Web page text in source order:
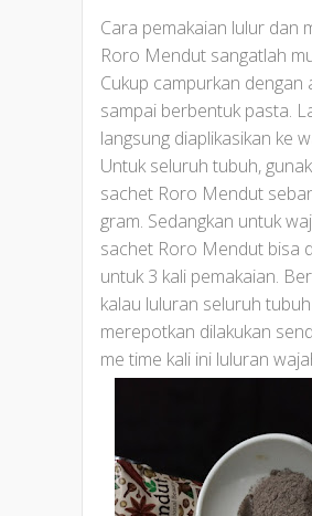
Cara pemakaian lulur dan
Roro Mendut sangatlah
Cukup campurkan dengan
sampai berbentuk pasta.
langsung diaplikasikan ke
Untuk seluruh tubuh,
sachet Roro Mendut
gram. Sedangkan untuk
sachet Roro Mendut bisa
untuk 3 kali pemakaian.
kalau luluran seluruh
merepotkan dilakukan
me time kali ini luluran